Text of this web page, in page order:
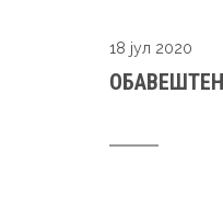
18 јул 2020